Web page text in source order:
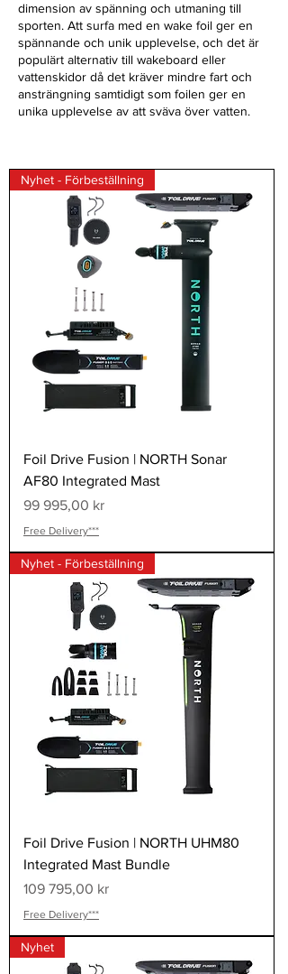
dimension av spänning och utmaning till
sporten. Att surfa med en wake foil ger en
spännande och unik upplevelse, och det är
populärt alternativ till wakeboard eller
vattenskidor då det kräver mindre fart och
ansträngning samtidigt som foilen ger en
unika upplevelse av att sväva över vatten.
Nyhet - Förbeställning
Foil Drive Fusion | NORTH Sonar
AF80 Integrated Mast
Pris
99 995,00 kr
Free Delivery***
Nyhet - Förbeställning
Foil Drive Fusion | NORTH UHM80
Integrated Mast Bundle
Pris
109 795,00 kr
Free Delivery***
Nyhet